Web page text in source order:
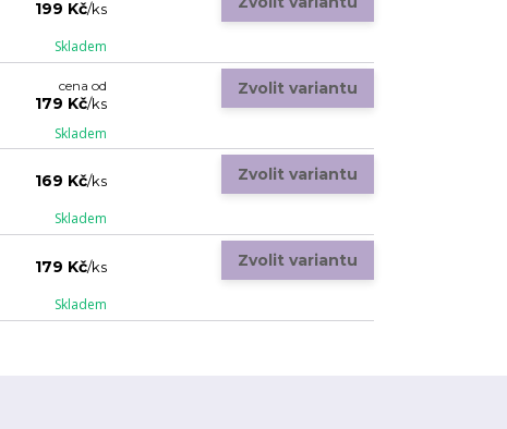
199 Kč/ks
Skladem
cena od
179 Kč/ks
Skladem
Zvolit variantu
169 Kč/ks
Skladem
Zvolit variantu
179 Kč/ks
Skladem
Zvolit variantu